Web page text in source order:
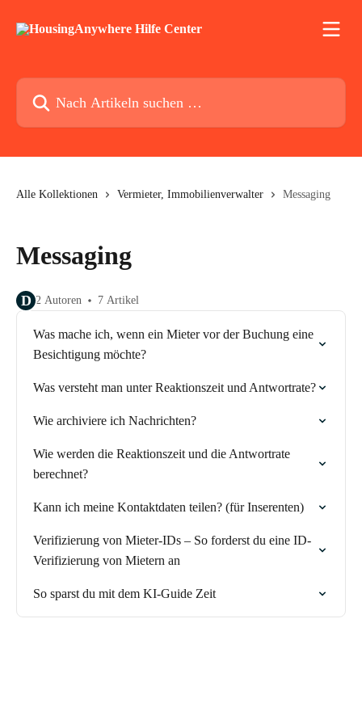
Nach Artikeln suchen …
Alle Kollektionen Vermieter, Immobilienverwalter Messaging
Messaging
D 2 Autoren 7 Artikel
Was mache ich, wenn ein Mieter vor der Buchung eine
Besichtigung möchte?
Was versteht man unter Reaktionszeit und Antwortrate?
Wie archiviere ich Nachrichten?
Wie werden die Reaktionszeit und die Antwortrate
berechnet?
Kann ich meine Kontaktdaten teilen? (für Inserenten)
Verifizierung von Mieter-IDs – So forderst du eine ID-
Verifizierung von Mietern an
So sparst du mit dem KI-Guide Zeit